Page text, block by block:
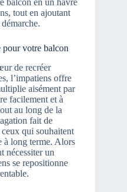
balcon en un havre
tout en ajoutant
pour votre balcon
de recréer
l’impatiens offre
aisément par
facilement et à
au long de la
fait de
qui souhaitent
à long terme. Alors
nécessiter un
se repositionne